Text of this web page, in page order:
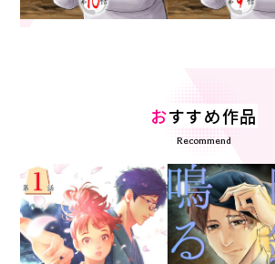
おすすめ作品
Recommend